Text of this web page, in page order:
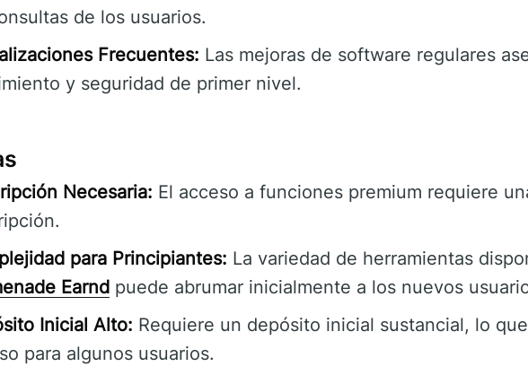
de los usuarios.
Frecuentes: Las mejoras de software regulares
y seguridad de primer nivel.
Necesaria: El acceso a funciones premium requiere
para Principiantes: La variedad de herramientas
Earnd puede abrumar inicialmente a los nuevos
Inicial Alto: Requiere un depósito inicial sustancial, lo
para algunos usuarios.